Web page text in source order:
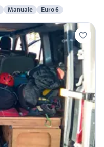
Manuale Euro 6